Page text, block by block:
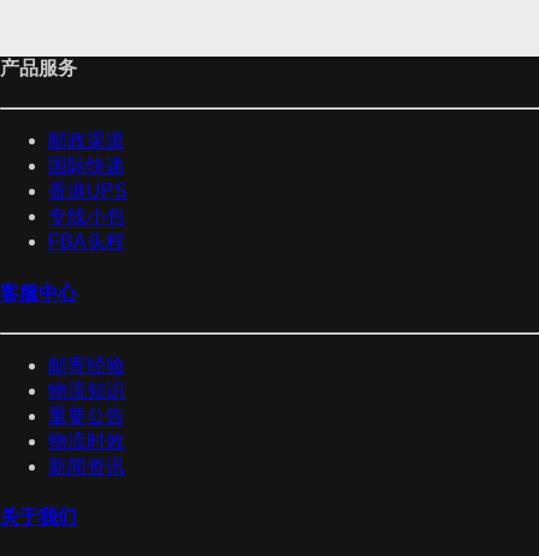
产品服务
邮政渠道
国际快递
香港UPS
专线小包
FBA头程
客服中心
邮寄经验
物流知识
重要公告
物流时效
新闻资讯
关于我们